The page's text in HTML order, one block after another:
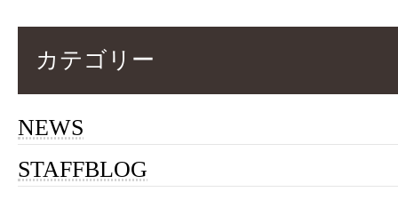
カテゴリー
NEWS
STAFFBLOG